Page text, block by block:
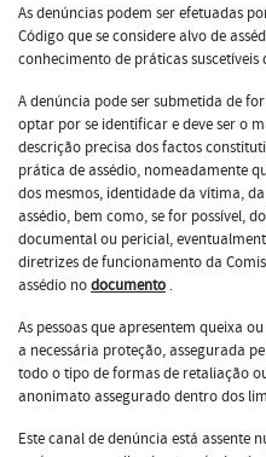
As denúncias podem ser efetuadas
Código que se considere alvo de
conhecimento de práticas suscetíveis
A denúncia pode ser submetida de
optar por se identificar e deve ser o
descrição precisa dos factos
prática de assédio, nomeadamente
dos mesmos, identidade da vítima,
assédio, bem como, se for possível,
documental ou pericial,
diretrizes de funcionamento da
assédio nodocumento .
As pessoas que apresentem queixa
a necessária proteção, assegurada
todo o tipo de formas de retaliação
anonimato assegurado dentro dos
Este canal de denúncia está